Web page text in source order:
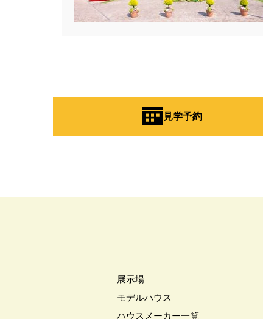
見学予約
展示場
モデルハウス
ハウスメーカー一覧